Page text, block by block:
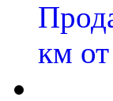
км от